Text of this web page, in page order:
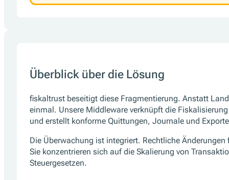
Überblick über die Lösung
fiskaltrust beseitigt diese Fragmentierung. Anstatt
einmal. Unsere Middleware verknüpft die
und erstellt konforme Quittungen, Journale und
Die Überwachung ist integriert. Rechtliche
Sie konzentrieren sich auf die Skalierung von
Steuergesetzen.